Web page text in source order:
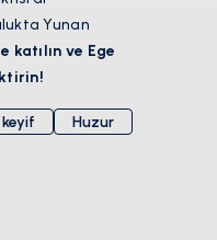
Yunan
katılın ve Ege
Huzur